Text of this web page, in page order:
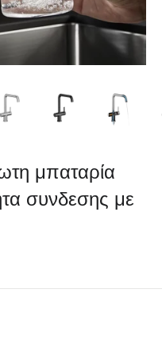
μπαταρία
συνδεσης με